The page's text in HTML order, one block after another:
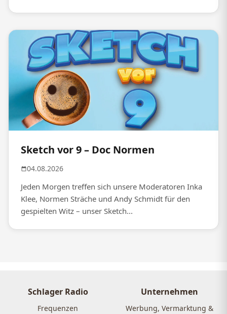
Sketch vor 9 – Doc Normen
04.08.2026
Jeden Morgen treffen sich unsere Moderatoren Inka
Klee, Normen Sträche und Andy Schmidt für den
gespielten Witz – unser Sketch...
Schlager Radio
Frequenzen
Unternehmen
Werbung, Vermarktung &